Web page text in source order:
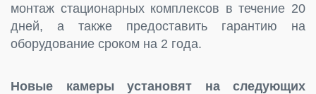
монтаж стационарных комплексов в течение 20
дней, а также предоставить гарантию на
оборудование сроком на 2 года.
Новые камеры установят на следующих